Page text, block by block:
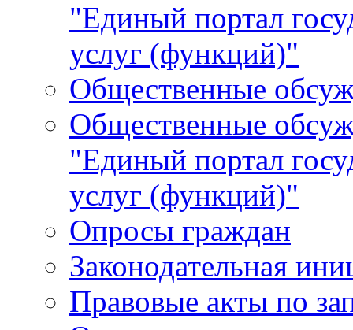
"Единый портал
услуг (функций)"
Общественные
Общественные
"Единый портал
услуг (функций)"
Опросы граждан
Законодательная
Правовые акты по